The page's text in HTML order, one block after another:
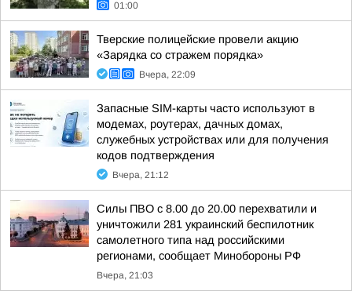
01:00
Тверские полицейские провели акцию
«Зарядка со стражем порядка»
Вчера, 22:09
Запасные SIM-карты часто используют в
модемах, роутерах, дачных домах,
служебных устройствах или для получения
кодов подтверждения
Вчера, 21:12
Силы ПВО с 8.00 до 20.00 перехватили и
уничтожили 281 украинский беспилотник
самолетного типа над российскими
регионами, сообщает Минобороны РФ
Вчера, 21:03